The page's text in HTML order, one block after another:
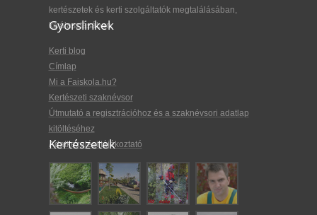
kertészetek és kerti szolgáltatók megtalálásában,
kiválasztásában.
Gyorslinkek
Kerti blog
Címlap
Mi a Faiskola.hu?
Kertészeti szaknévsor
Útmutató a regisztrációhoz és a szaknévsori adatlap
kitöltéséhez
Adatkezelési tájékoztató
Kertészetek